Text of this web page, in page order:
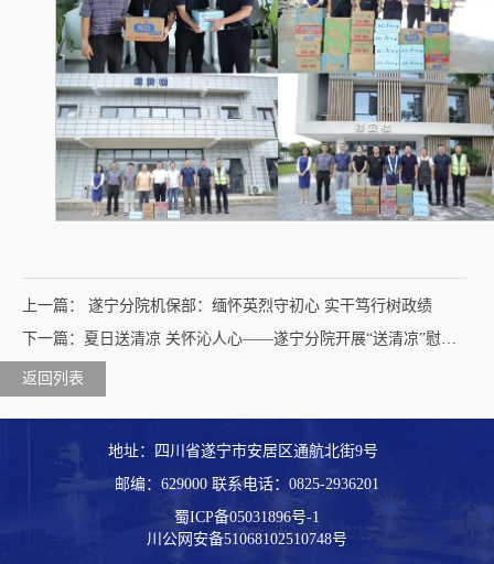
上一篇： 遂宁分院机保部：缅怀英烈守初心 实干笃行树政绩
下一篇：夏日送清凉 关怀沁人心——遂宁分院开展“送清凉”慰问活动
返回列表
地址：四川省遂宁市安居区通航北街9号
邮编：629000 联系电话： 0825-2936201
蜀ICP备05031896号-1
川公网安备51068102510748号